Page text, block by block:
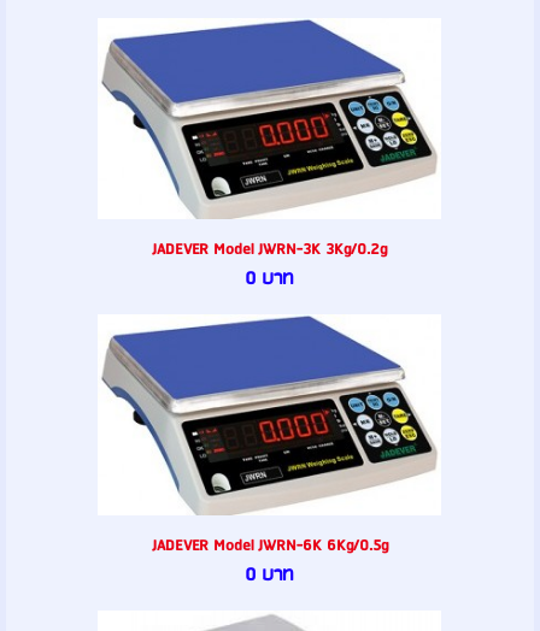
JADEVER Model JWRN-3K 3Kg/0.2g
0 บาท
JADEVER Model JWRN-6K 6Kg/0.5g
0 บาท